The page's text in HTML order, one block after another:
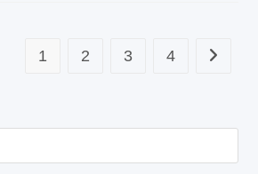
1 2 3 4 Zur